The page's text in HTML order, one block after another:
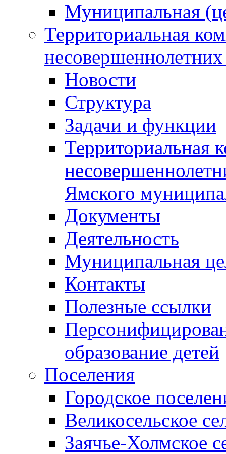
Муниципальная
Территориальная
Новости
Структура
Задачи и функции
Территориальная
Ямского
Документы
Деятельность
Муниципальная
Контакты
Полезные ссылки
образование детей
Поселения
Городское
Великосельское
Заячье-Холмское